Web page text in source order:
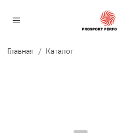
Главная Каталог